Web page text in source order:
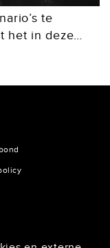
te
het in deze